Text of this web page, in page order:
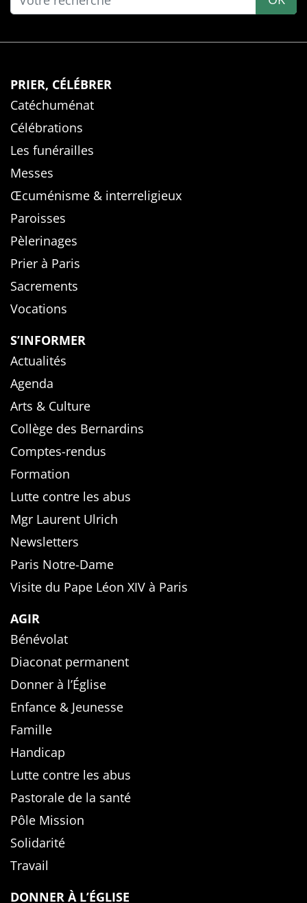
PRIER, CÉLÉBRER
Catéchuménat
Célébrations
Les funérailles
Messes
Œcuménisme & interreligieux
Paroisses
Pèlerinages
Prier à Paris
Sacrements
Vocations
S’INFORMER
Actualités
Agenda
Arts & Culture
Collège des Bernardins
Comptes-rendus
Formation
Lutte contre les abus
Mgr Laurent Ulrich
Newsletters
Paris Notre-Dame
Visite du Pape Léon XIV à Paris
AGIR
Bénévolat
Diaconat permanent
Donner à l’Église
Enfance & Jeunesse
Famille
Handicap
Lutte contre les abus
Pastorale de la santé
Pôle Mission
Solidarité
Travail
DONNER À L’ÉGLISE